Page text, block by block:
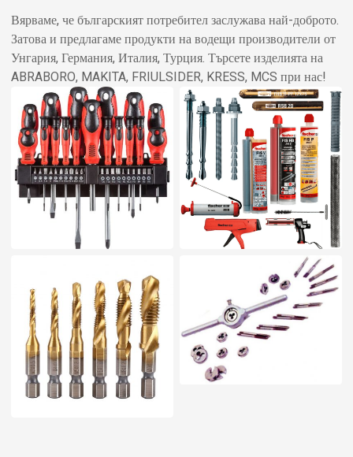
Вярваме, че българският потребител заслужава най-доброто.
Затова и предлагаме продукти на водещи производители от
Унгария, Германия, Италия, Турция. Търсете изделията на
ABRABORO, MAKITA, FRIULSIDER, KRESS, MCS при нас!